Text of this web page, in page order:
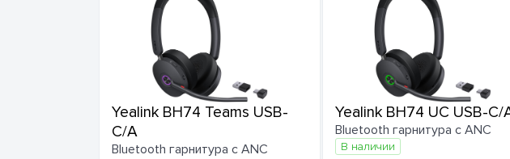
Yealink BH74 Teams USB-
C/A
Bluetooth гарнитура с ANC
Yealink BH74 UC USB-C/
Bluetooth гарнитура с ANC
В наличии